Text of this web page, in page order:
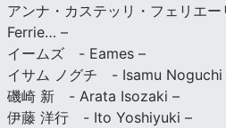
アンナ・カステッリ・フェリエ
Ferrie… –
イームズ - Eames –
イサム ノグチ - Isamu Noguchi
磯崎 新 - Arata Isozaki –
伊藤 洋行 - Ito Yoshiyuki –